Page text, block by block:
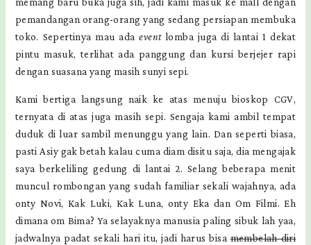
pemandangan orang-orang yang sedang persiapan membuka
toko. Sepertinya mau adaeventlomba juga di lantai 1 dekat
pintu masuk, terlihat ada panggung dan kursi berjejer rapi
dengan suasana yang masih sunyi sepi.
Kami bertiga langsung naik ke atas menuju bioskop CGV,
ternyata di atas juga masih sepi. Sengaja kami ambil tempat
duduk di luar sambil menunggu yang lain. Dan seperti biasa,
pasti Asiy gak betah kalau cuma diam disitu saja, dia mengajak
saya berkeliling gedung di lantai 2. Selang beberapa menit
muncul rombongan yang sudah familiar sekali wajahnya, ada
onty Novi, Kak Luki, Kak Luna, onty Eka dan Om Filmi. Eh
dimana om Bima? Ya selayaknya manusia paling sibuk lah yaa,
jadwalnya padat sekali hari itu, jadi harus bisamembelah diri